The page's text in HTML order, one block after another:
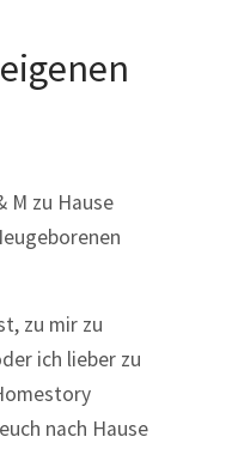
M zu Hause
zu mir zu
ich lieber zu
nach Hause